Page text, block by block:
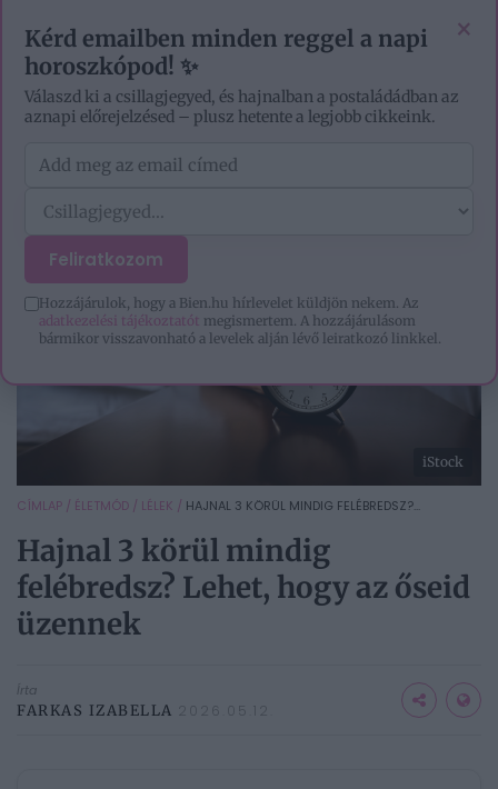
iStock
CÍMLAP / ÉLETMÓD / LÉLEK / HAJNAL 3 KÖRÜL MINDIG FELÉBREDSZ?...
Hajnal 3 körül mindig
felébredsz? Lehet, hogy az őseid
üzennek
Írta
FARKAS IZABELLA 2026.05.12.
×
Kérd emailben minden reggel a napi
horoszkópod! ✨
Válaszd ki a csillagjegyed, és hajnalban a postaládádban az
aznapi előrejelzésed – plusz hetente a legjobb cikkeink.
Feliratkozom
Hozzájárulok, hogy a Bien.hu hírlevelet küldjön nekem. Az
adatkezelési tájékoztatót megismertem. A hozzájárulásom
bármikor visszavonható a levelek alján lévő leiratkozó linkkel.